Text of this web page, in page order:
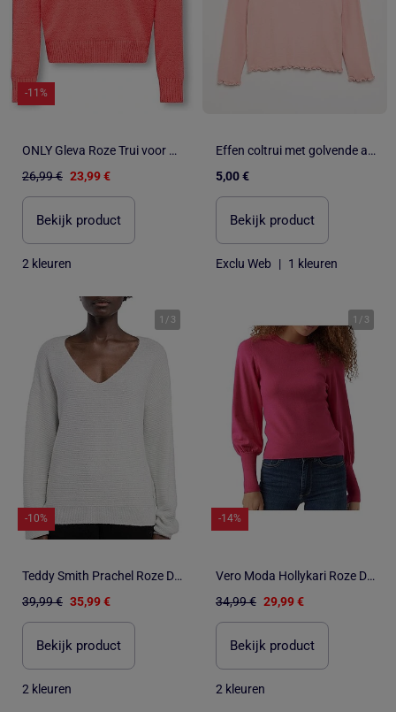
-11%
ONLY Gleva Roze Trui voor Meisjes
26,99 € 23,99 €
Bekijk product
2 kleuren
Effen coltrui met golvende afwerkingen
5,00 €
Bekijk product
Exclu Web | 1 kleuren
1 / 3
-10%
Teddy Smith Prachel Roze Dames Trui met Pailletten
39,99 € 35,99 €
Bekijk product
2 kleuren
1 / 3
-14%
Vero Moda Hollykari Roze Dames Trui
34,99 € 29,99 €
Bekijk product
2 kleuren